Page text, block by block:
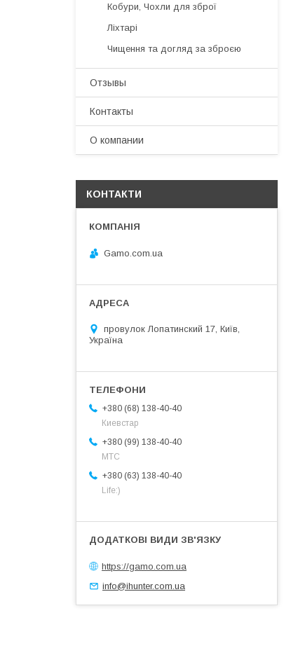
Кобури, Чохли для зброї
Ліхтарі
Чищення та догляд за зброєю
Отзывы
Контакты
О компании
КОНТАКТИ
Gamo.com.ua
провулок Лопатинский 17, Київ,
Україна
+380 (68) 138-40-40
Киевстар
+380 (99) 138-40-40
МТС
+380 (63) 138-40-40
Life:)
https://gamo.com.ua
info@ihunter.com.ua